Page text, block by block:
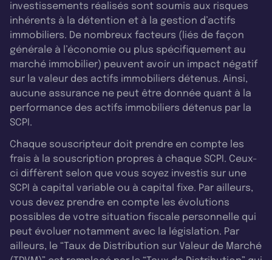
investissements réalisés sont soumis aux risques
inhérents à la détention et à la gestion d’actifs
immobiliers. De nombreux facteurs (liés de façon
générale à l’économie ou plus spécifiquement au
marché immobilier) peuvent avoir un impact négatif
sur la valeur des actifs immobiliers détenus. Ainsi,
aucune assurance ne peut être donnée quant à la
performance des actifs immobiliers détenus par la
SCPI.
Chaque souscripteur doit prendre en compte les
frais à la souscription propres à chaque SCPI. Ceux-
ci diffèrent selon que vous soyez investis sur une
SCPI à capital variable ou à capital fixe. Par ailleurs,
vous devez prendre en compte les évolutions
possibles de votre situation fiscale personnelle qui
peut évoluer notamment avec la législation. Par
ailleurs, le “Taux de Distribution sur Valeur de Marché